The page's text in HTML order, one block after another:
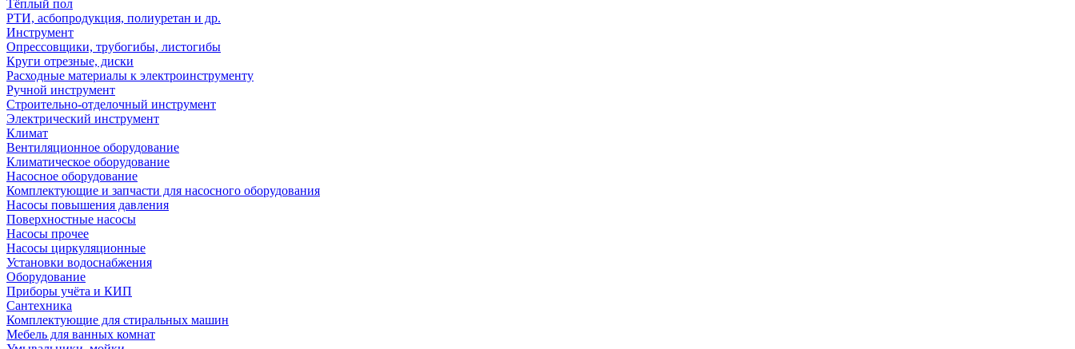
Тёплый пол
РТИ, асбопродукция, полиуретан и др.
Инструмент
Опрессовщики, трубогибы, листогибы
Круги отрезные, диски
Расходные материалы к электроинструменту
Ручной инструмент
Строительно-отделочный инструмент
Электрический инструмент
Климат
Вентиляционное оборудование
Климатическое оборудование
Насосное оборудование
Комплектующие и запчасти для насосного оборудования
Насосы повышения давления
Поверхностные насосы
Насосы прочее
Насосы циркуляционные
Установки водоснабжения
Оборудование
Приборы учёта и КИП
Сантехника
Комплектующие для стиральных машин
Мебель для ванных комнат